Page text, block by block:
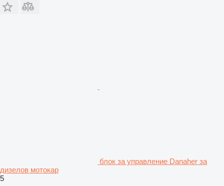
блок за управление Danaher за
дизелов мотокар
5